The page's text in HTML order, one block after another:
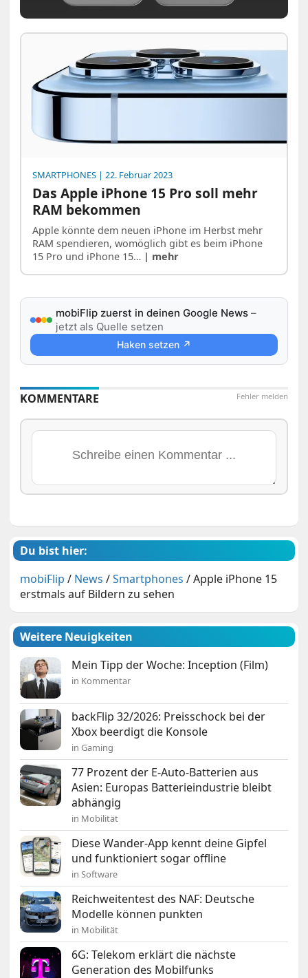
SMARTPHONES | 22. Februar 2023
Das Apple iPhone 15 Pro soll mehr
RAM bekommen
Apple könnte dem neuen iPhone im Herbst mehr
RAM spendieren, womöglich gibt es beim iPhone
15 Pro und iPhone 15… | mehr
mobiFlip zuerst in deinen Google News –
jetzt als Quelle setzen
Haken setzen ↗
Fehler melden
KOMMENTARE
Du bist hier:
mobiFlip / News /Smartphones /Apple iPhone 15
erstmals auf Bildern zu sehen
Weitere Neuigkeiten
Mein Tipp der Woche: Inception (Film)
in Kommentar
backFlip 32/2026: Preisschock bei der
Xbox beerdigt die Konsole
in Gaming
77 Prozent der E-Auto-Batterien aus
Asien: Europas Batterieindustrie bleibt
abhängig
in Mobilität
Diese Wander-App kennt deine Gipfel
und funktioniert sogar offline
in Software
Reichweitentest des NAF: Deutsche
Modelle können punkten
in Mobilität
6G: Telekom erklärt die nächste
Generation des Mobilfunks